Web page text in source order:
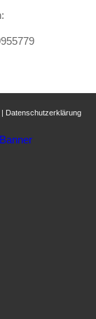
Datenschutzerklärung